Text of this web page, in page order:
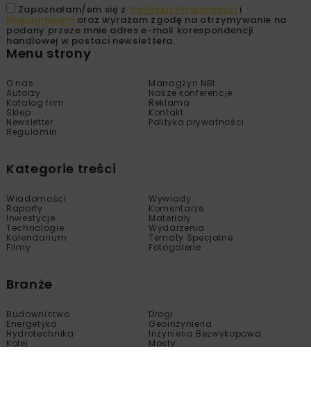
Zapoznałam/em się z Polityką Prywatności i
Regulaminem oraz wyrażam zgodę na otrzymywanie na
podany przeze mnie adres e-mail korespondencji
handlowej w postaci newslettera.
Menu strony
O nas
Managzyn NBI
Autorzy
Nasze konferencje
Katalog firm
Reklama
Sklep
Kontakt
Newsletter
Polityka prywatności
Regulamin
Kategorie treści
Wiadomości
Wywiady
Raporty
Komentarze
Inwestycje
Materiały
Technologie
Wydarzenia
Kalendarium
Tematy Specjalne
Filmy
Fotogalerie
Branże
Budownictwo
Drogi
Energetyka
Geoinżynieria
Hydrotechnika
Inżynieria Bezwykopowa
Kolej
Mosty